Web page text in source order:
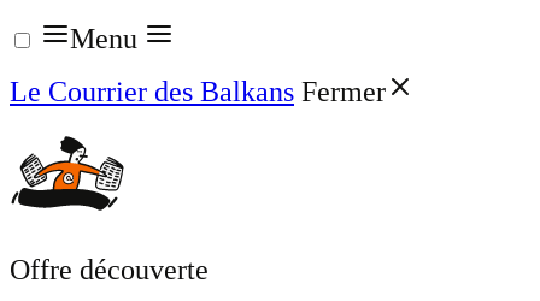
Aller
au
contenu
Menu
Le Courrier des Balkans Fermer
Offre découverte